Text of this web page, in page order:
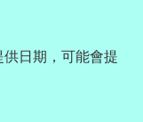
日期，可能會提